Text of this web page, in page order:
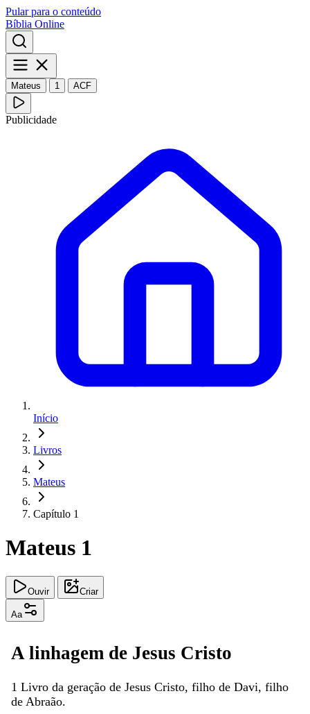
Pular para o conteúdo
Bíblia Online
Mateus 1 ACF
Publicidade
Início
Livros
Mateus
Capítulo 1
Mateus 1
Ouvir Criar
Aa
A linhagem de Jesus Cristo
1 Livro da geração de Jesus Cristo, filho de Davi, filho
de Abraão.